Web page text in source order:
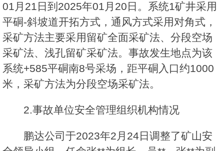
01月21日到2025年01月20日。系统1矿井采用
平硐-斜坡道开拓方式，通风方式采用对角式，
采矿方法主要采用留矿全面采矿法、分段空场
采矿法、浅孔留矿采矿法。事故发生地点为该
系统+585平硐南8号采场，距平硐入口约1000
米，采矿方法为分段空场采矿法。
2.事故单位安全管理组织机构情况
鹏达公司于2023年2月24日调整了矿山安